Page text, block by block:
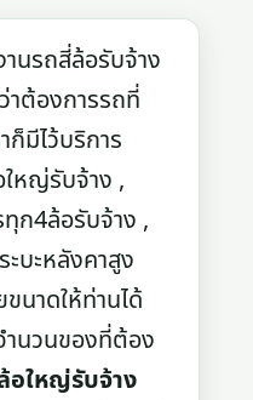
รถสี่ล้อรับจ้าง
าต้องการรถที่
ก็มีไว้บริการ
หญ่รับจ้าง ,
ก4ล้อรับจ้าง ,
ะบะหลังคาสูง
นาดให้ท่านได้
ำนวนของที่ต้อง
อใหญ่รับจ้าง